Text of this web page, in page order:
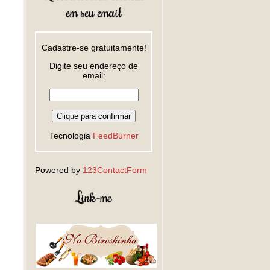
em seu email
Cadastre-se gratuitamente!
Digite seu endereço de
email:
Tecnologia FeedBurner
Powered by 123ContactForm
Link-me